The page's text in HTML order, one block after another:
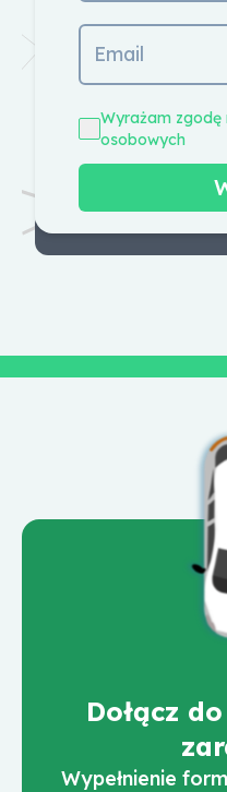
Wyrażam zgodę
osobowych
Dołącz
Wypełnienie